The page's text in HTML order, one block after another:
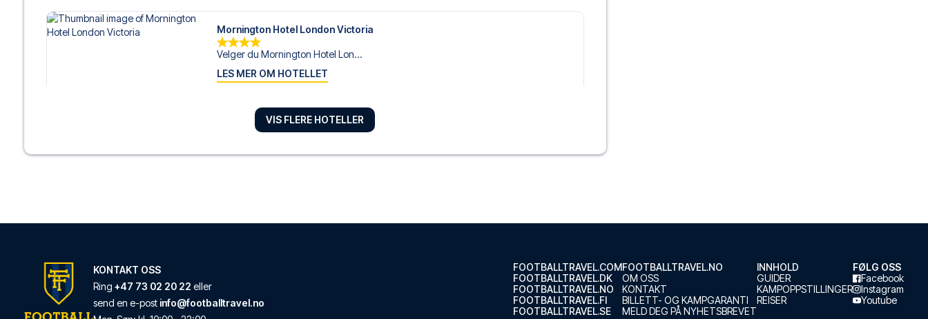
Mornington Hotel London Victoria
Velger du Mornington Hotel Lon...
LES MER OM HOTELLET
DoubleTree by Hilton London Kensington
VIS FLERE HOTELLER
KONTAKT OSS
Ring +47 73 02 20 22 eller
send en e-post info@footballtravel.no
FOOTBALLTRAVEL.COM
FOOTBALLTRAVEL.DK
FOOTBALLTRAVEL.NO
FOOTBALLTRAVEL.FI
FOOTBALLTRAVEL.SE
FOOTBALLTRAVEL.NO
OM OSS
KONTAKT
BILLETT- OG KAMPGARANTI
MELD DEG PÅ NYHETSBREVET
INNHOLD
GUIDER
KAMPOPPSTILLINGER
REISER
FØLG OSS
Facebook
Instagram
Youtube